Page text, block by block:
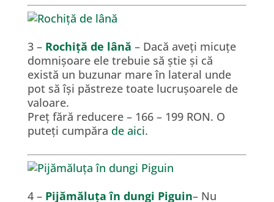
3 – Rochiță de lână – Dacă aveți micuțe
domnișoare ele trebuie să știe și că
există un buzunar mare în lateral unde
pot să își păstreze toate lucrușoarele de
valoare.
Preț fără reducere – 166 – 199 RON. O
puteți cumpăra de aici.
4 – Pijămăluța în dungi Piguin– Nu